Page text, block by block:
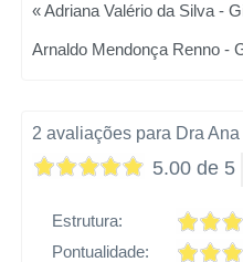
« Adriana Valério da Silva -
Arnaldo Mendonça Renno -
2 avaliações para Dra
5.00 de 5
Estrutura:
Pontualidade: